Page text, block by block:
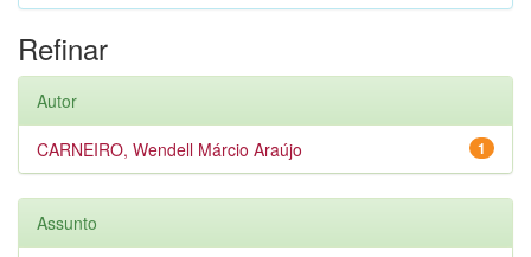
Refinar
Autor
1
CARNEIRO, Wendell Márcio Araújo
Assunto